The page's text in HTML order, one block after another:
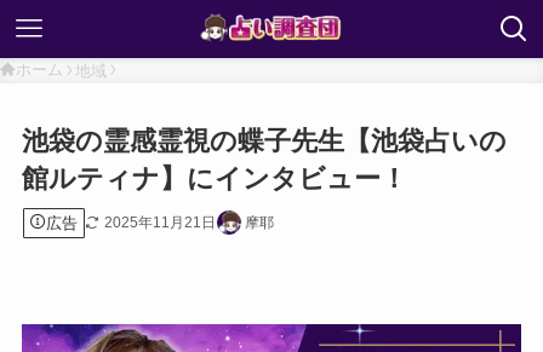
ホーム 地域
池袋の霊感霊視の蝶子先生【池袋占いの
館ルティナ】にインタビュー！
広告 2025年11月21日 摩耶